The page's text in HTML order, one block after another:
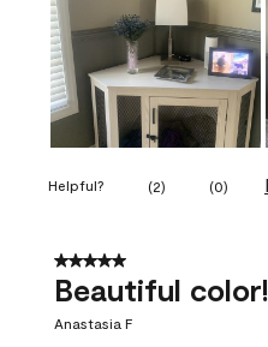
Helpful? (2) (0)
5 out of 5 stars.
Beautiful color!
Anastasia F